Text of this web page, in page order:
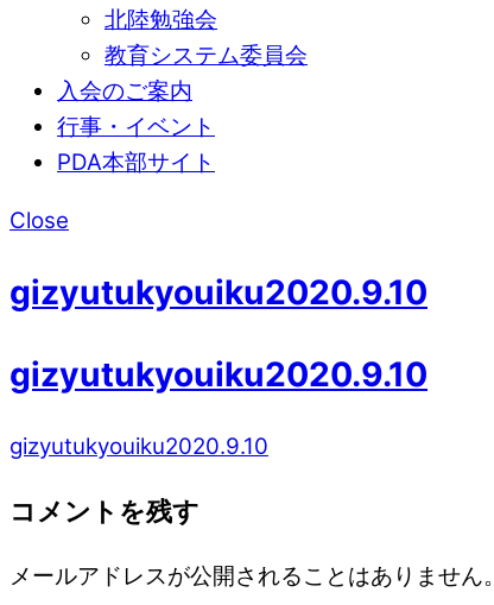
北陸勉強会
教育システム委員会
入会のご案内
行事・イベント
PDA本部サイト
Close
gizyutukyouiku2020.9.10
gizyutukyouiku2020.9.10
gizyutukyouiku2020.9.10
コメントを残す
メールアドレスが公開されることはありません。